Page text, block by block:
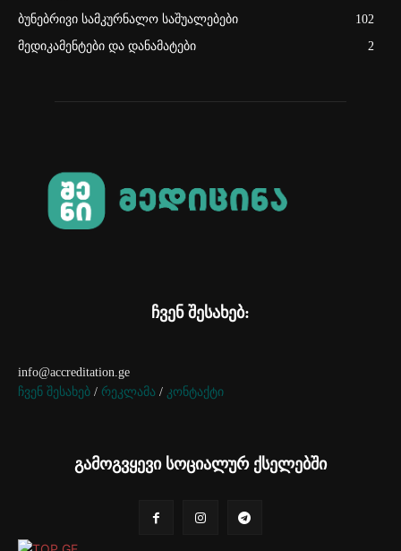
ბუნებრივი სამკურნალო საშუალებები
102
მედიკამენტები და დანამატები
2
ჩვენ შესახებ:
info@accreditation.ge
ჩვენ შესახებ / რეკლამა / კონტაქტი
გამოგვყევი სოციალურ ქსელებში